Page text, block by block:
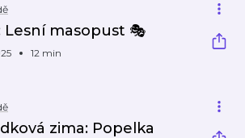
Lesní masopust 🎭
12 min
zima: Popelka